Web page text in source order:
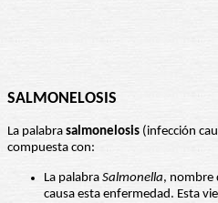
SALMONELOSIS
La palabra salmonelosis (infección
compuesta con:
La palabra Salmonella, nombre
causa esta enfermedad. Esta